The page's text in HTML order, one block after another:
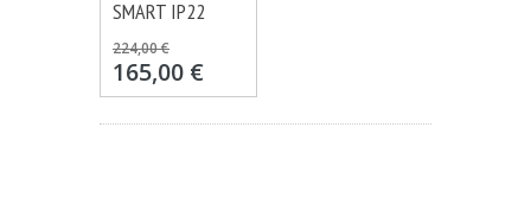
SMART IP22
224,00 €
165,00 €